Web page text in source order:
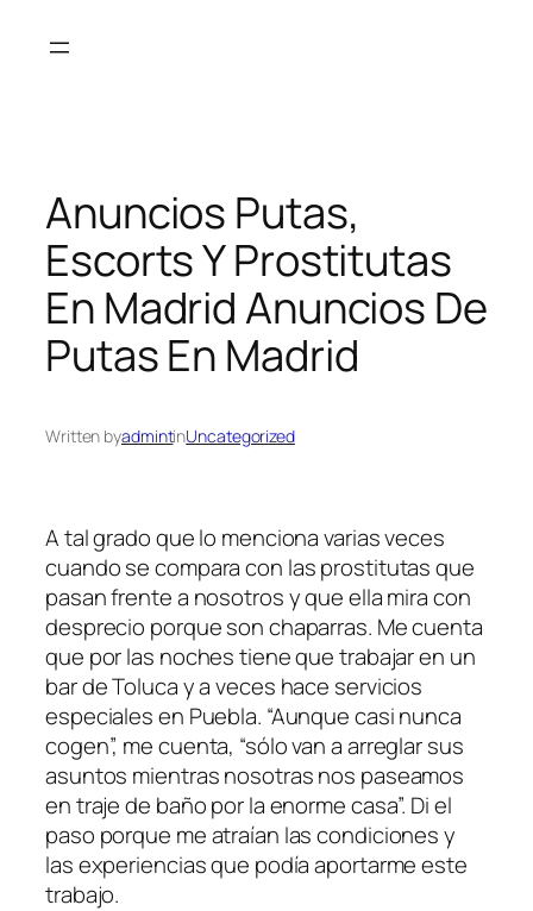
Anuncios Putas,
Escorts Y Prostitutas
En Madrid Anuncios De
Putas En Madrid
Written byadmintinUncategorized
A tal grado que lo menciona varias veces
cuando se compara con las prostitutas que
pasan frente a nosotros y que ella mira con
desprecio porque son chaparras. Me cuenta
que por las noches tiene que trabajar en un
bar de Toluca y a veces hace servicios
especiales en Puebla. “Aunque casi nunca
cogen”, me cuenta, “sólo van a arreglar sus
asuntos mientras nosotras nos paseamos
en traje de baño por la enorme casa”. Di el
paso porque me atraían las condiciones y
las experiencias que podía aportarme este
trabajo.